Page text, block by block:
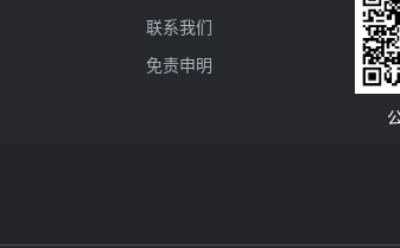
联系我们
免责申明